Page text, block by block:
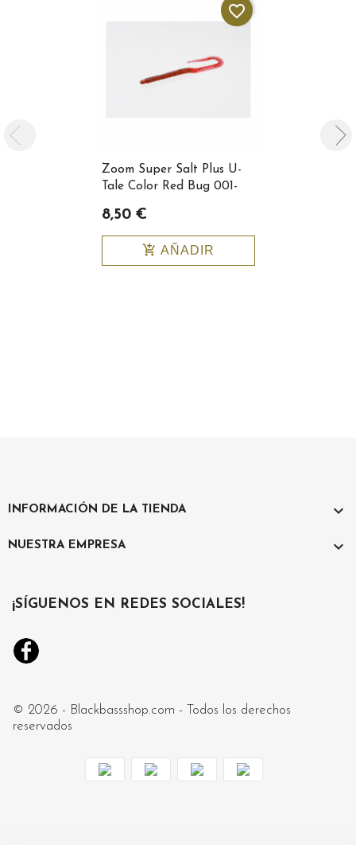
Zoom Super Salt Plus U-
Tale Color Red Bug 001-
8,50 €
add_shopping_cart AÑADIR
favorite_border
INFORMACIÓN DE LA TIENDA 
NUESTRA EMPRESA 
¡SÍGUENOS EN REDES SOCIALES!
© 2026 - Blackbassshop.com - Todos los derechos
reservados